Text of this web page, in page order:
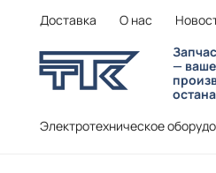
Доставка О нас
— ваше
Электротехническое